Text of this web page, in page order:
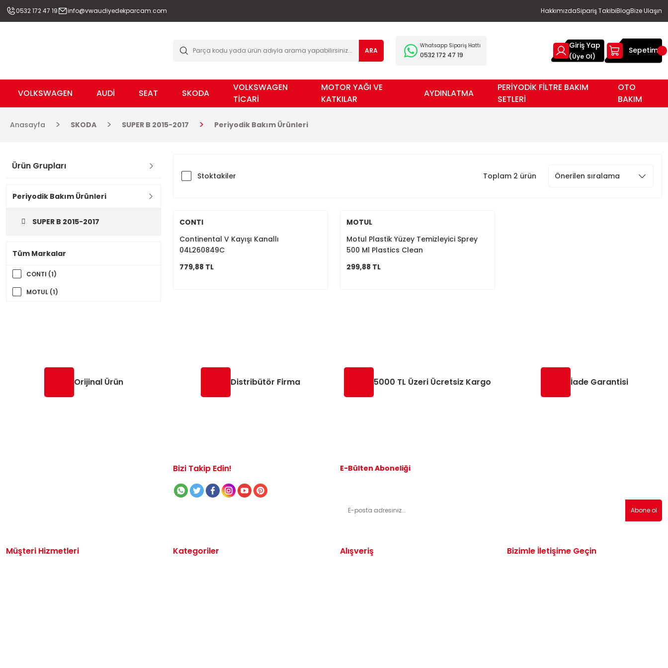
0532 172 47 19 info@vwaudiyedekparcam.com HakkımızdaSipariş TakibiBlogBize Ulaşın
ARA
Whatsapp Sipariş Hattı
0532 172 47 19
Giriş Yap
(Üye Ol)
Sepetim
VOLKSWAGEN AUDİ SEAT SKODA
VOLKSWAGEN
TİCARİ
MOTOR YAĞI VE
KATKILAR
AYDINLATMA
PERİYODİK FİLTRE BAKIM
SETLERİ
OTO
BAKIM
Anasayfa SKODA SUPER B 2015-2017 Periyodik Bakım Ürünleri
Ürün Grupları
Periyodik Bakım Ürünleri
SUPER B 2015-2017
Tüm Markalar
CONTI (1)
MOTUL (1)
Stoktakiler Toplam 2 ürün
CONTI
Continental V Kayışı Kanallı
04L260849C
779,88 TL
MOTUL
Motul Plastik Yüzey Temizleyici Sprey
500 Ml Plastics Clean
299,88 TL
Orijinal Ürün Distribütör Firma 5000 TL Üzeri Ücretsiz Kargo İade Garantisi
Bizi Takip Edin! E-Bülten Aboneliği
Abone ol
Müşteri Hizmetleri Kategoriler Alışveriş Bizimle İletişime Geçin